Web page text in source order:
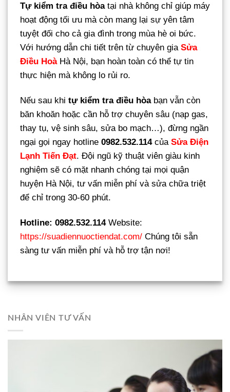
Tự kiểm tra điều hòatại nhà không chỉ giúp máy
hoạt động tối ưu mà còn mang lại sự yên tâm
tuyệt đối cho cả gia đình trong mùa hè oi bức.
Với hướng dẫn chi tiết trên từ chuyên gia Sửa
Điều HoàHà Nội, bạn hoàn toàn có thể tự tin
thực hiện mà không lo rủi ro.
Nếu sau khi tự kiểm tra điều hòabạn vẫn còn
băn khoăn hoặc cần hỗ trợ chuyên sâu (nạp gas,
thay tụ, vệ sinh sâu, sửa bo mạch…), đừng ngần
ngại gọi ngay hotline 0982.532.114của Sửa Điện
Lạnh Tiến Đạt. Đội ngũ kỹ thuật viên giàu kinh
nghiệm sẽ có mặt nhanh chóng tại mọi quận
huyện Hà Nội, tư vấn miễn phí và sửa chữa triệt
để chỉ trong 30-60 phút.
Hotline: 0982.532.114Website:
https://suadiennuoctiendat.com/ Chúng tôi sẵn
sàng tư vấn miễn phí và hỗ trợ tận nơi!
NHÂN VIÊN TƯ VẤN